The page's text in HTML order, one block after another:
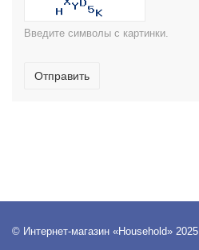
Введите символы с картинки.
Отправить
© Интернет-магазин «Household» 2025